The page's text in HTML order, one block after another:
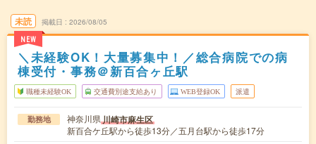
未読
NEW
掲載日 2026/08/05
＼未経験OK！大量募集中！／総合病院での病
棟受付・事務＠新百合ヶ丘駅
職種未経験OK 交通費別途支給あり WEB登録OK 派遣
勤務地 神奈川県川崎市麻生区
新百合ケ丘駅から徒歩13分／五月台駅から徒歩17分